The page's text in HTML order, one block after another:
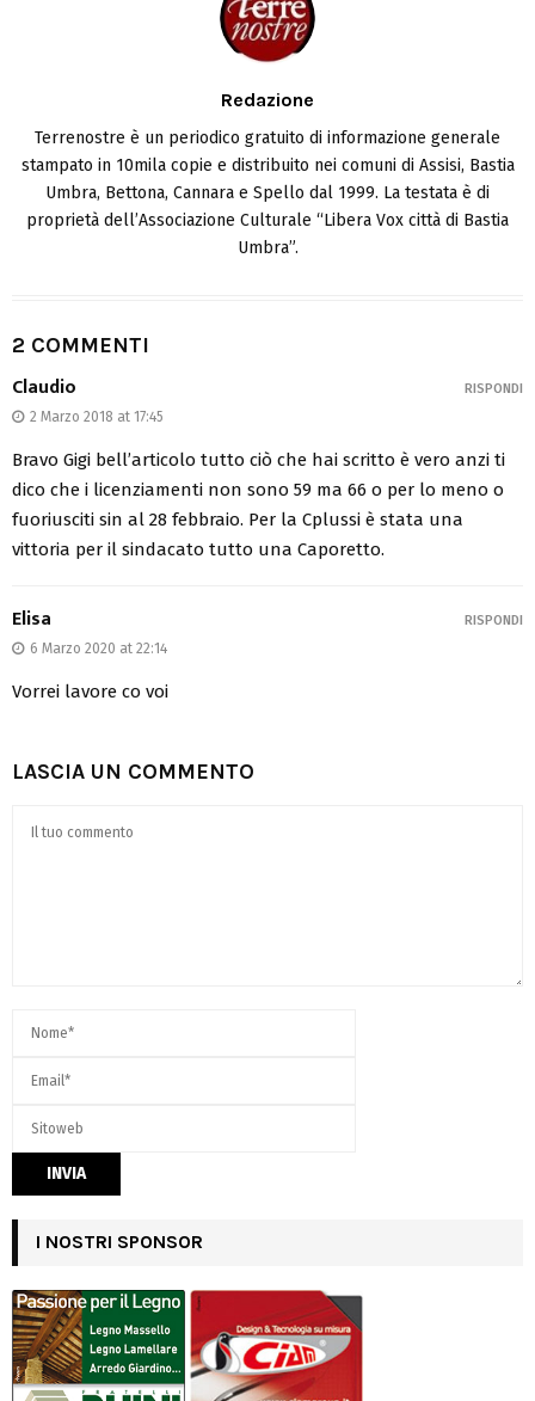
Redazione
Terrenostre è un periodico gratuito di informazione generale
stampato in 10mila copie e distribuito nei comuni di Assisi, Bastia
Umbra, Bettona, Cannara e Spello dal 1999. La testata è di
proprietà dell’Associazione Culturale “Libera Vox città di Bastia
Umbra”.
2 COMMENTI
Claudio
2 Marzo 2018 at 17:45
Bravo Gigi bell’articolo tutto ciò che hai scritto è vero anzi ti
dico che i licenziamenti non sono 59 ma 66 o per lo meno o
fuoriusciti sin al 28 febbraio. Per la Cplussi è stata una
vittoria per il sindacato tutto una Caporetto.
RISPONDI
Elisa
6 Marzo 2020 at 22:14
Vorrei lavore co voi
RISPONDI
LASCIA UN COMMENTO
I NOSTRI SPONSOR